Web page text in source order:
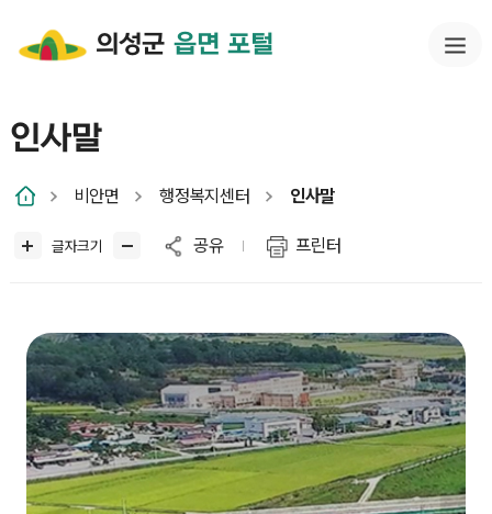
의성군 읍면 포털
인사말
비안면 행정복지센터 인사말
글자크기 공유 프린터